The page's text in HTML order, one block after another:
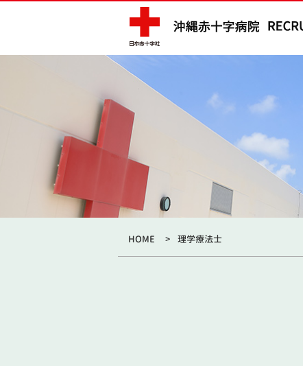
HOME 理学療法士